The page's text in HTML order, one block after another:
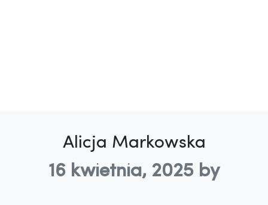
Alicja Markowska
16 kwietnia, 2025 by